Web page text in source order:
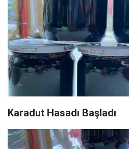
Karadut Hasadı Başladı